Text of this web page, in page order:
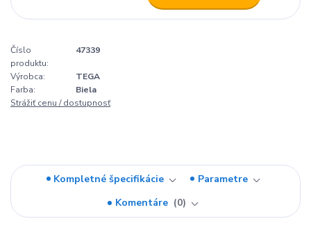
Číslo
produktu:
47339
Výrobca:
TEGA
Farba:
Biela
Strážiť cenu / dostupnosť
Kompletné špecifikácie
Parametre
Komentáre
0